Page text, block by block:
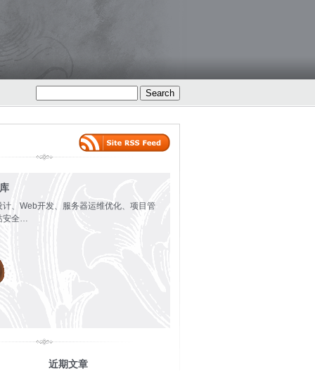
、Web开发、服务器运维优化、项目管
安全…
近期文章